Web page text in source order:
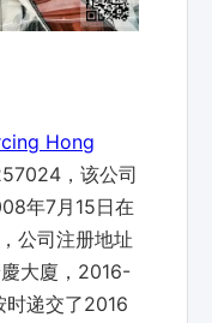
Hong
，该公司
年7月15日在
公司注册地址
大廈，2016-
递交了2016